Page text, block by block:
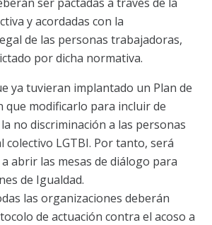
y acordadas con la
de las personas trabajadoras,
por dicha normativa.
ya tuvieran implantado un Plan de
que modificarlo para incluir de
no discriminación a las personas
colectivo LGTBI. Por tanto, será
abrir las mesas de diálogo para
de Igualdad.
las organizaciones deberán
de actuación contra el acoso a